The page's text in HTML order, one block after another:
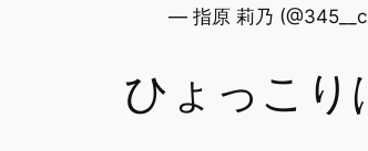
— 指原 莉乃
ひょっこり